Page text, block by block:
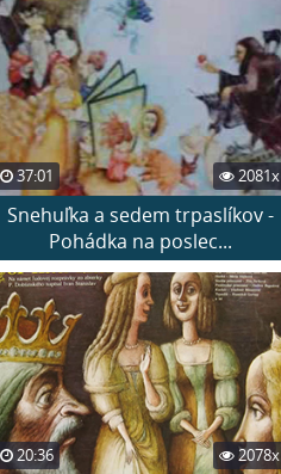
37:01 2081x
Snehuľka a sedem trpaslíkov -
Pohádka na poslec...
20:36 2078x